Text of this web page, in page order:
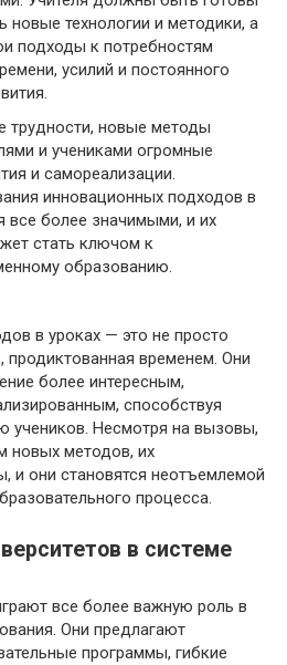
новые технологии и методики, а
подходы к потребностям
усилий и постоянного
трудности, новые методы
и учениками огромные
и самореализации.
инновационных подходов в
все более значимыми, и их
стать ключом к
образованию.
в уроках — это не просто
продиктованная временем. Они
более интересным,
способствуя
учеников. Несмотря на вызовы,
новых методов, их
и они становятся неотъемлемой
процесса.
в системе
все более важную роль в
Они предлагают
программы, гибкие